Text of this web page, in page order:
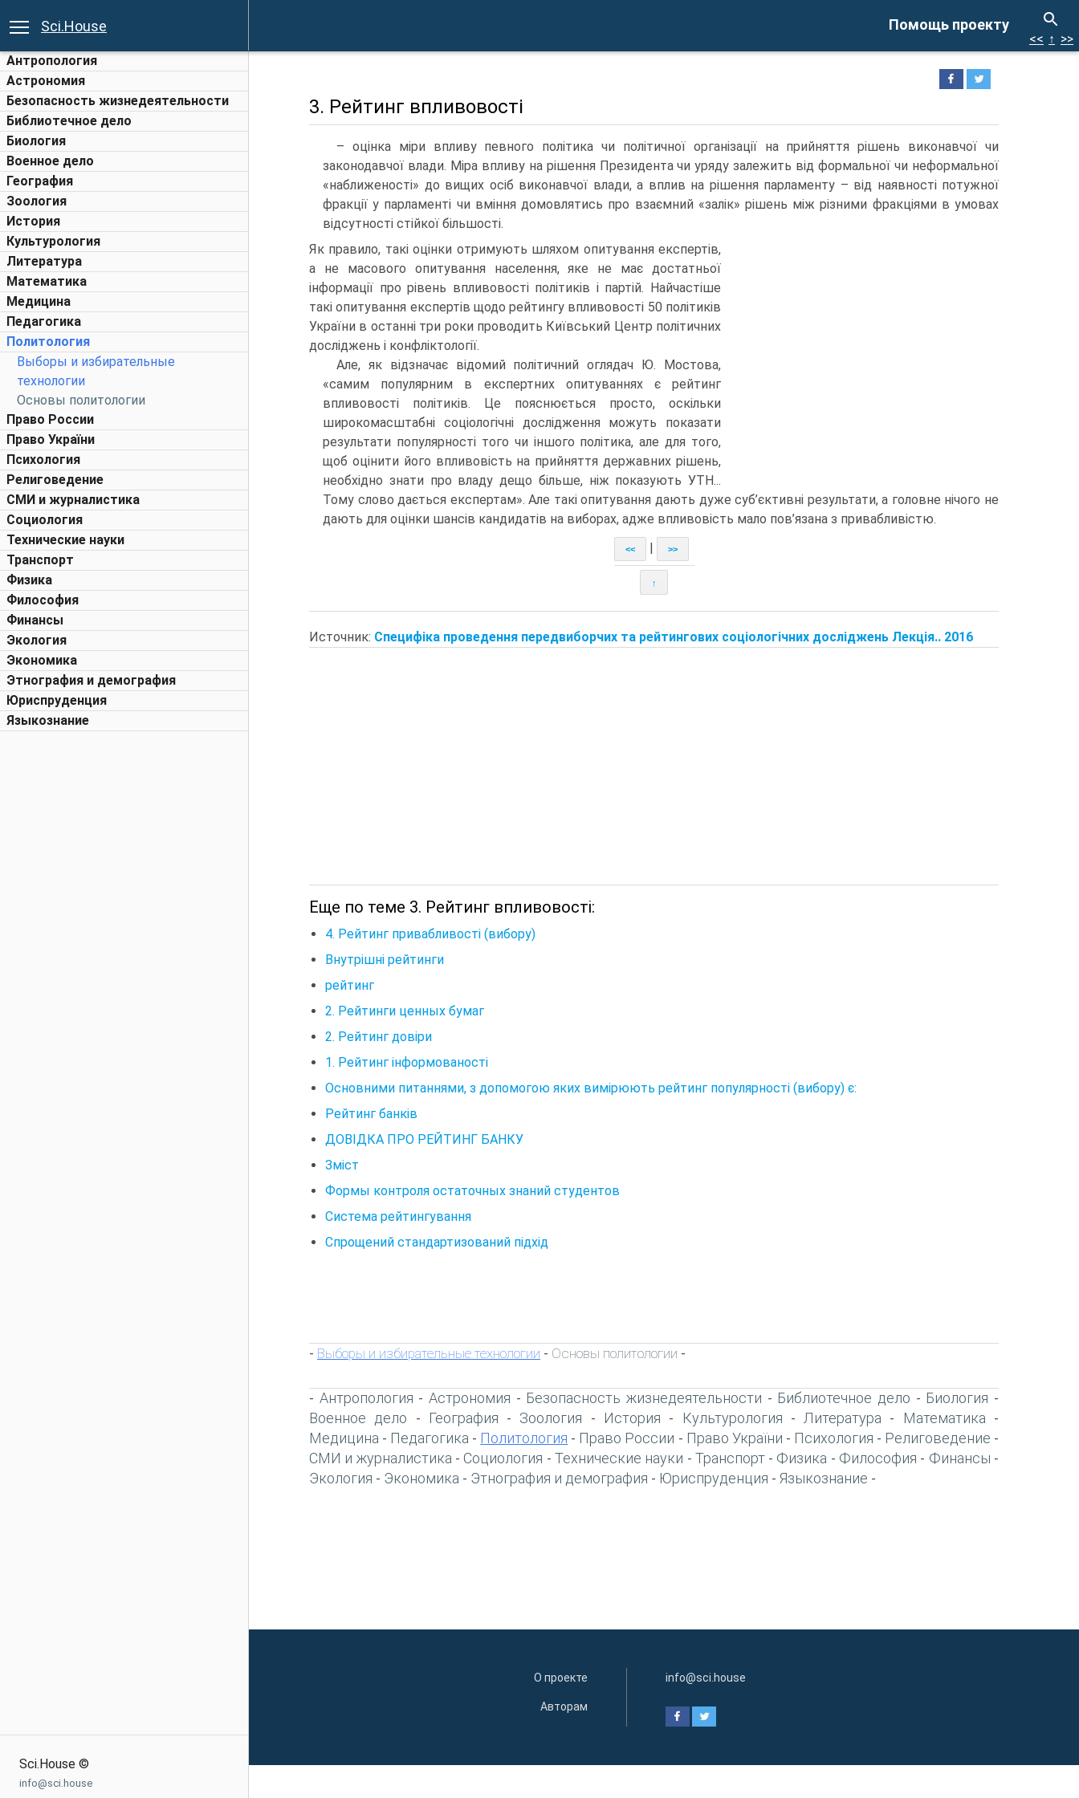
Помощь проекту
Sci.House
Антропология
Астрономия
Безопасность жизнедеятельности
Библиотечное дело
Биология
Военное дело
География
Зоология
История
Культурология
Литература
Математика
Медицина
Педагогика
Политология
Выборы и избирательные
технологии
Основы политологии
Право России
Право України
Психология
Религоведение
СМИ и журналистика
Социология
Технические науки
Транспорт
Физика
Философия
Финансы
Экология
Экономика
Этнография и демография
Юриспруденция
Языкознание
Sci.House ©
info@sci.house
<< ↑ >>
3. Рейтинг впливовості
– оцінка міри впливу певного політика чи політичної організації на прийняття рішень виконавчої чи
законодавчої влади. Міра впливу на рішення Президента чи уряду залежить від формальної чи неформальної
«наближеності» до вищих осіб виконавчої влади, а вплив на рішення парламенту – від наявності потужної
фракції у парламенті чи вміння домовлятись про взаємний «залік» рішень між різними фракціями в умовах
відсутності стійкої більшості.
Як правило, такі оцінки отримують шляхом опитування експертів,
а не масового опитування населення, яке не має достатньої
інформації про рівень впливовості політиків і партій. Найчастіше
такі опитування експертів щодо рейтингу впливовості 50 політиків
України в останні три роки проводить Київський Центр політичних
досліджень і конфліктології.
Але, як відзначає відомий політичний оглядач Ю. Мостова,
«самим популярним в експертних опитуваннях є рейтинг
впливовості політиків. Це пояснюється просто, оскільки
широкомасштабні соціологічні дослідження можуть показати
результати популярності того чи іншого політика, але для того,
щоб оцінити його впливовість на прийняття державних рішень,
необхідно знати про владу дещо більше, ніж показують УТН...
Тому слово дається експертам». Але такі опитування дають дуже суб’єктивні результати, а головне нічого не
дають для оцінки шансів кандидатів на виборах, адже впливовість мало пов’язана з привабливістю.
<< >>
↑
Источник: Специфіка проведення передвиборчих та рейтингових соціологічних досліджень Лекція.. 2016
Еще по теме 3. Рейтинг впливовості:
4. Рейтинг привабливості (вибору)
Внутрішні рейтинги
рейтинг
2. Рейтинги ценных бумаг
2. Рейтинг довіри
1. Рейтинг інформованості
Основними питаннями, з допомогою яких вимірюють рейтинг популярності (вибору) є:
Рейтинг банків
ДОВІДКА ПРО РЕЙТИНГ БАНКУ
Зміст
Формы контроля остаточных знаний студентов
Система рейтингування
Спрощений стандартизований підхід
- Выборы и избирательные технологии - Основы политологии -
- Антропология -Астрономия - Безопасность жизнедеятельности - Библиотечное дело - Биология -
Военное дело - География - Зоология - История - Культурология - Литература - Математика -
Медицина - Педагогика - Политология - Право России - Право України - Психология - Религоведение -
СМИ и журналистика - Социология - Технические науки - Транспорт- Физика - Философия - Финансы -
Экология - Экономика - Этнография и демография - Юриспруденция - Языкознание -
О проекте
Авторам
info@sci.house